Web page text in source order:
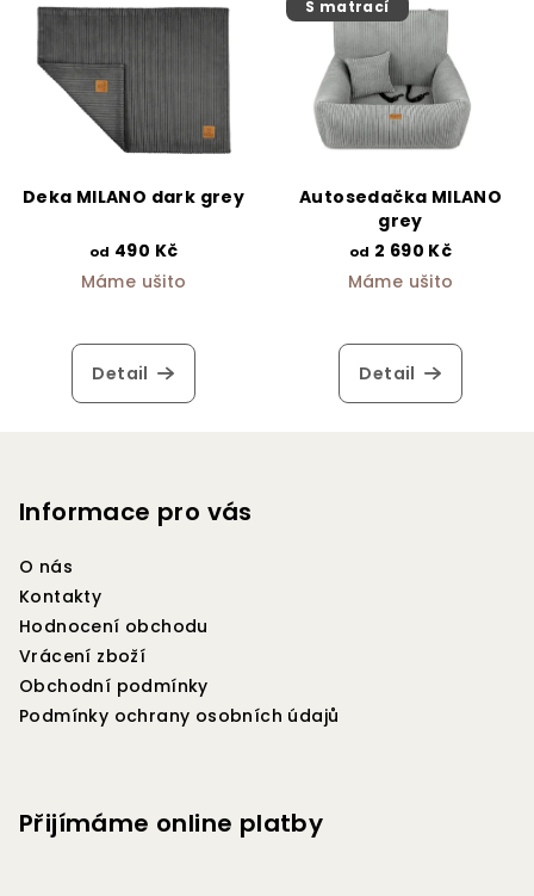
Deka MILANO dark grey
od 490 Kč
Máme ušito
Detail
S matrací
Autosedačka MILANO
grey
od 2 690 Kč
Máme ušito
Detail
Informace pro vás
O nás
Kontakty
Hodnocení obchodu
Vrácení zboží
Obchodní podmínky
Podmínky ochrany osobních údajů
Přijímáme online platby